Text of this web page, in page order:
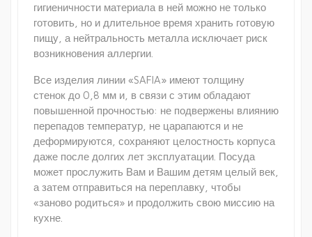
гигиеничности материала в ней можно не только
готовить, но и длительное время хранить готовую
пищу, а нейтральность металла исключает риск
возникновения аллергии.
Все изделия линии «SAFIA» имеют толщину
стенок до 0,8 мм и, в связи с этим обладают
повышенной прочностью: не подвержены влиянию
перепадов температур, не царапаются и не
деформируются, сохраняют целостность корпуса
даже после долгих лет эксплуатации. Посуда
может прослужить Вам и Вашим детям целый век,
а затем отправиться на переплавку, чтобы
«заново родиться» и продолжить свою миссию на
кухне.